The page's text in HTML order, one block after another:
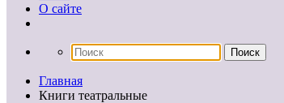
О сайте
Главная
Книги театральные